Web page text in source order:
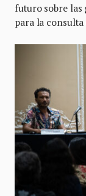
futuro sobre las
para la consulta